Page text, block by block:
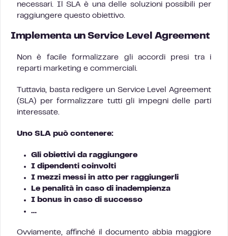
necessari. Il SLA è una delle soluzioni possibili per
raggiungere questo obiettivo.
Implementa un Service Level Agreement
Non è facile formalizzare gli accordi presi tra i
reparti marketing e commerciali.
Tuttavia, basta redigere un Service Level Agreement
(SLA) per formalizzare tutti gli impegni delle parti
interessate.
Uno SLA può contenere:
Gli obiettivi da raggiungere
I dipendenti coinvolti
I mezzi messi in atto per raggiungerli
Le penalità in caso di inadempienza
I bonus in caso di successo
…
Ovviamente, affinché il documento abbia maggiore